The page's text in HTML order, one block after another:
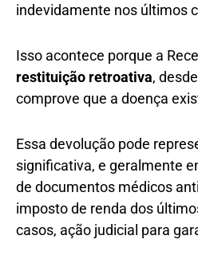
indevidamente nos últimos
Isso acontece porque a
restituição retroativa,
comprove que a doença
Essa devolução pode
significativa, e geralmente
de documentos médicos
imposto de renda dos
casos, ação judicial para